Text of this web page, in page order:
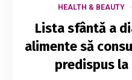
HEALTH & BEAUTY
Lista sfântă a
alimente să
predispus